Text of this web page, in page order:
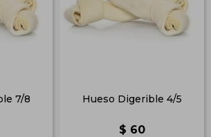
7/8 Hueso Digerible 4/5
$ 60